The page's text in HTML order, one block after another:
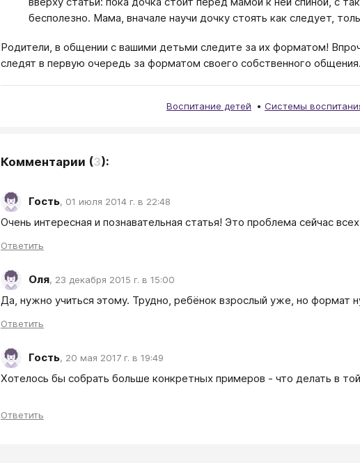
бесполезно. Мама, вначале научи дочку стоять как следует,
Родители, в общении с вашими детьми следите за их форматом!
следят в первую очередь за форматом своего собственного
Воспитание детей Системы
Комментарии (3):
Гость, 01 июля 2014 г. в 22:48
Очень интересная и познавательная статья! Это проблема сейчас
Ответить
Оля, 23 декабря 2015 г. в 15:00
Да, нужно учиться этому. Трудно, ребёнок взрослый уже, но формат
Ответить
Гость, 20 мая 2017 г. в 19:49
Хотелось бы собрать больше конкретных примеров - что делать в той
Ответить